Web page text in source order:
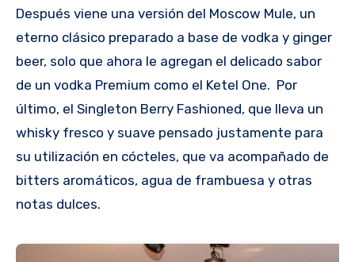
Después viene una versión del Moscow Mule, un
eterno clásico preparado a base de vodka y ginger
beer, solo que ahora le agregan el delicado sabor
de un vodka Premium como el Ketel One. Por
último, el Singleton Berry Fashioned, que lleva un
whisky fresco y suave pensado justamente para
su utilización en cócteles, que va acompañado de
bitters aromáticos, agua de frambuesa y otras
notas dulces.